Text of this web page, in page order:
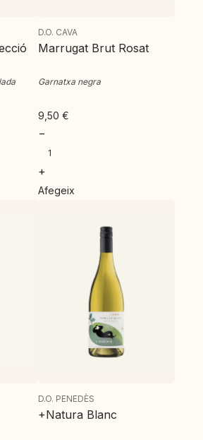
D.O. CAVA
Marrugat Brut Rosat
Garnatxa negra
9,50 €
−
+
Afegeix
D.O. PENEDÈS
+Natura Blanc